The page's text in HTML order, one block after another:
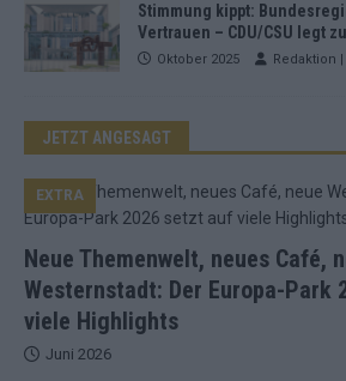
Stimmung kippt:
Vertrauen – CDU/CSU legt zu
Oktober 2025 Redaktion
JETZT ANGESAGT
Neue Themenwelt, neues Café,
Westernstadt: Der Europa-Park
viele Highlights
EXTRA
Juni 2026